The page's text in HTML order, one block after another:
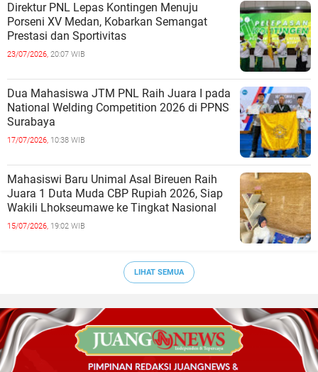
Direktur PNL Lepas Kontingen Menuju
Porseni XV Medan, Kobarkan Semangat
Prestasi dan Sportivitas
23/07/2026, 20:07 WIB
Dua Mahasiswa JTM PNL Raih Juara I pada
National Welding Competition 2026 di PPNS
Surabaya
17/07/2026, 10:38 WIB
Mahasiswi Baru Unimal Asal Bireuen Raih
Juara 1 Duta Muda CBP Rupiah 2026, Siap
Wakili Lhokseumawe ke Tingkat Nasional
15/07/2026, 19:02 WIB
LIHAT SEMUA